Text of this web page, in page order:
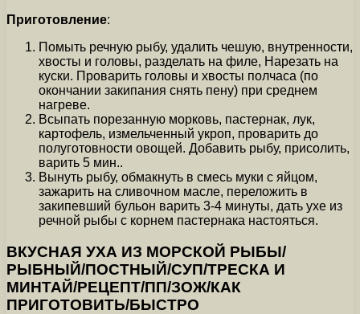
Приготовление:
Помыть речную рыбу, удалить чешую, внутренности,
хвосты и головы, разделать на филе, Нарезать на
куски. Проварить головы и хвосты полчаса (по
окончании закипания снять пену) при среднем
нагреве.
Всыпать порезанную морковь, пастернак, лук,
картофель, измельченный укроп, проварить до
полуготовности овощей. Добавить рыбу, присолить,
варить 5 мин..
Вынуть рыбу, обмакнуть в смесь муки с яйцом,
зажарить на сливочном масле, переложить в
закипевший бульон варить 3-4 минуты, дать ухе из
речной рыбы с корнем пастернака настояться.
ВКУСНАЯ УХА ИЗ МОРСКОЙ РЫБЫ/
РЫБНЫЙ/ПОСТНЫЙ/СУП/ТРЕСКА И
МИНТАЙ/РЕЦЕПТ/ПП/ЗОЖ/КАК
ПРИГОТОВИТЬ/БЫСТРО